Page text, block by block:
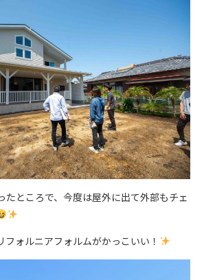
たところで、今度は屋外に出て外部もチェ
フォルニアフォルムがかっこいい！